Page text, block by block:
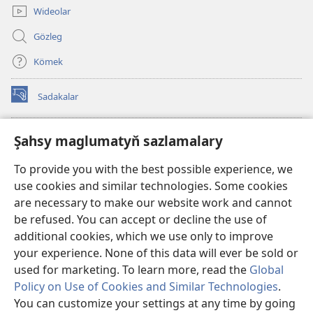
Şahsy maglumatyň sazlamalary
To provide you with the best possible experience, we
use cookies and similar technologies. Some cookies
are necessary to make our website work and cannot
be refused. You can accept or decline the use of
additional cookies, which we use only to improve
your experience. None of this data will ever be sold or
used for marketing. To learn more, read the Global
Policy on Use of Cookies and Similar Technologies.
You can customize your settings at any time by going
Wideolar
Gözleg
Kömek
Sadakalar
(täze
sahypada
Garawul diňiniň ONLAÝN KITAPHANASY
(täze
açylýar)JW Hub
(täze
sahypada
açylýar)JW Library
Watchtower Library
Copyright© 2026 Watch Tower Bible and Tract Society of Pennsylvania.